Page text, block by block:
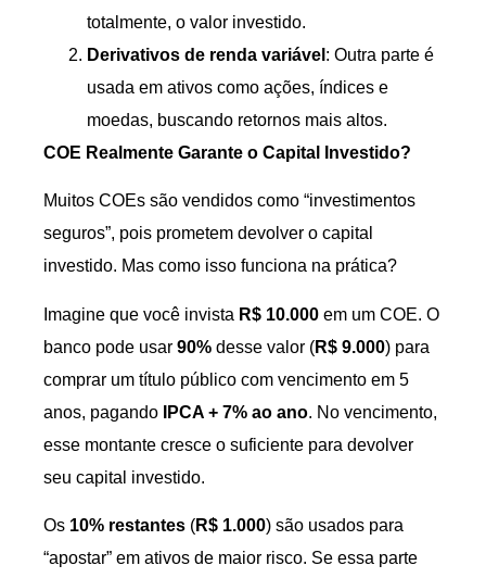
totalmente, o valor investido.
Derivativos de renda variável : Outra parte é
usada em ativos como ações, índices e
moedas, buscando retornos mais altos.
COE Realmente Garante o Capital Investido?
Muitos COEs são vendidos como “investimentos
seguros”, pois prometem devolver o capital
investido. Mas como isso funciona na prática?
Imagine que você invista R$ 10.000 em um COE. O
banco pode usar 90% desse valor (R$ 9.000) para
comprar um título público com vencimento em 5
anos, pagando
IPCA + 7% ao ano. No vencimento,
esse montante cresce o suficiente para devolver
seu capital investido.
Os 10% restantes (R$ 1.000) são usados para
“apostar” em ativos de maior risco. Se essa parte